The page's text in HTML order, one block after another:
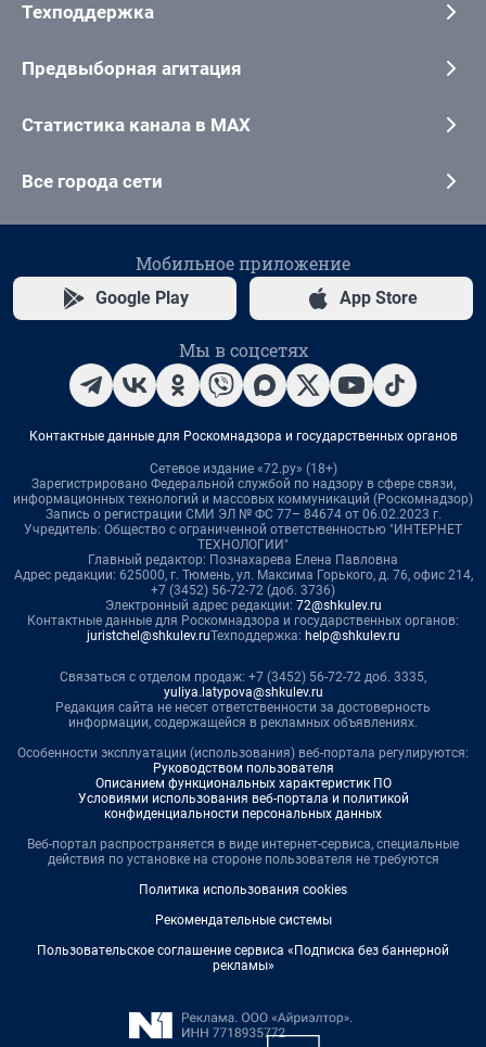
Техподдержка
Предвыборная агитация
Статистика канала в MAX
Все города сети
Мобильное приложение
Google Play App Store
Мы в соцсетях
Контактные данные для Роскомнадзора и государственных органов
Сетевое издание «72.ру» (18+)
Зарегистрировано Федеральной службой по надзору в сфере связи,
информационных технологий и массовых коммуникаций (Роскомнадзор)
Запись о регистрации СМИ ЭЛ № ФС 77– 84674 от 06.02.2023 г.
Учредитель: Общество с ограниченной ответственностью "ИНТЕРНЕТ
ТЕХНОЛОГИИ"
Главный редактор: Познахарева Елена Павловна
Адрес редакции: 625000, г. Тюмень, ул. Максима Горького, д. 76, офис 214,
+7 (3452) 56-72-72 (доб. 3736)
Электронный адрес редакции: 72@shkulev.ru
Контактные данные для Роскомнадзора и государственных органов:
juristchel@shkulev.ruТехподдержка: help@shkulev.ru
Связаться с отделом продаж: +7 (3452) 56-72-72 доб. 3335,
yuliya.latypova@shkulev.ru
Редакция сайта не несет ответственности за достоверность
информации, содержащейся в рекламных объявлениях.
Особенности эксплуатации (использования) веб-портала регулируются:
Руководством пользователя
Описанием функциональных характеристик ПО
Условиями использования веб-портала и политикой
конфиденциальности персональных данных
Веб-портал распространяется в виде интернет-сервиса, специальные
действия по установке на стороне пользователя не требуются
Политика использования cookies
Рекомендательные системы
Пользовательское соглашение сервиса «Подписка без баннерной
рекламы»